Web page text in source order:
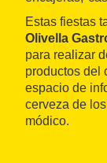
Estas fiestas
Olivella
para realizar
productos del
espacio de
cerveza de
módico.